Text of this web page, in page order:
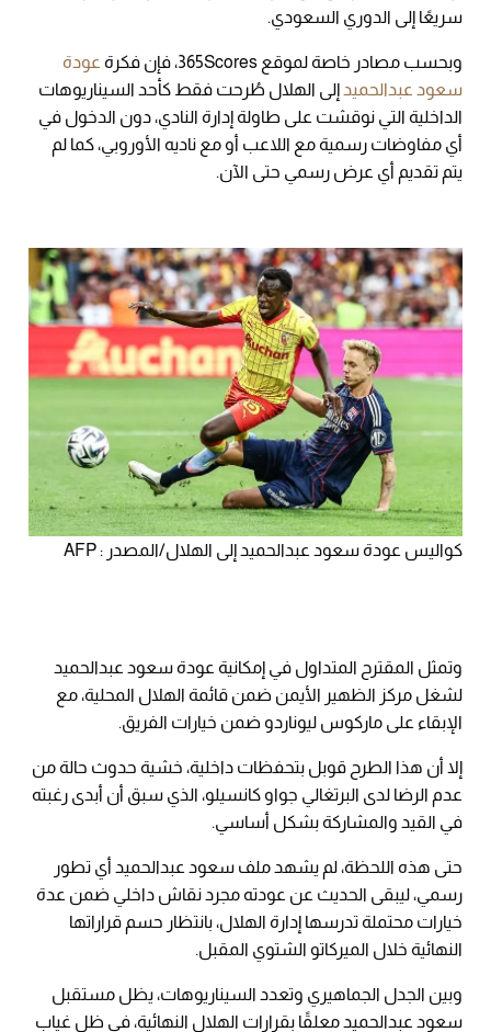
سريعًا إلى الدوري السعودي.
وبحسب مصادر خاصة لموقع 365Scores، فإن فكرة
عودة
سعود عبدالحميد إلى الهلال طُرحت فقط كأحد السيناريوهات
الداخلية التي نوقشت على طاولة إدارة النادي، دون الدخول في
أي مفاوضات رسمية مع اللاعب أو مع ناديه الأوروبي، كما لم
يتم تقديم أي عرض رسمي حتى الآن.
كواليس عودة سعود عبدالحميد إلى الهلال/المصدر : AFP
وتمثل المقترح المتداول في إمكانية عودة سعود عبدالحميد
لشغل مركز الظهير الأيمن ضمن قائمة الهلال المحلية، مع
الإبقاء على ماركوس ليوناردو ضمن خيارات الفريق.
إلا أن هذا الطرح قوبل بتحفظات داخلية، خشية حدوث حالة من
عدم الرضا لدى البرتغالي جواو كانسيلو، الذي سبق أن أبدى رغبته
في القيد والمشاركة بشكل أساسي.
حتى هذه اللحظة، لم يشهد ملف سعود عبدالحميد أي تطور
رسمي، ليبقى الحديث عن عودته مجرد نقاش داخلي ضمن عدة
خيارات محتملة تدرسها إدارة الهلال، بانتظار حسم قراراتها
النهائية خلال الميركاتو الشتوي المقبل.
وبين الجدل الجماهيري وتعدد السيناريوهات، يظل مستقبل
سعود عبدالحميد معلقًا بقرارات الهلال النهائية، في ظل غياب